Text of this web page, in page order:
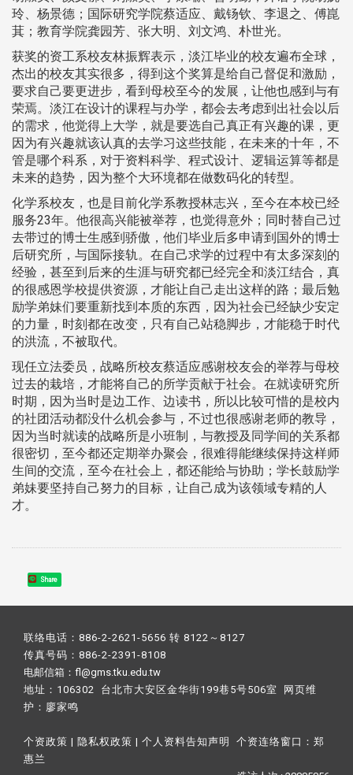
玲、杨景德；国际研究学院蔡适应、戴钖钦、李退之、傅崑
萁；教育学院龚园芳、张大明、刘文鸿、朴世光。
获奖的资工系校友林振辉表示，淡江毕业的校友遍布全球，
杰出的校友其实很多，得到这个奖算是给自己督促和激励，
要求自己要更进步，看到母校至今的发展，让他也感到与有
荣焉。淡江在设计的课程与办学，都会去考虑到出社会以后
的需求，他觉得上大学，就是要选自己真正有兴趣的课，更
因为有兴趣就该认真的去学习这些技能，在未来的十年，不
管是哪个科系，对于资料科学、程式设计、逻辑运算等都是
未来的趋势，因为整个大环境都在做数码化的转型。
化学系校友，也是目前化学系教授林志兴，至今在本校已经
服务23年。他很高兴能被举荐，也觉得意外；同时替自己过
去带过的博士生感到骄傲，他们毕业后多申请到国外的博士
后研究所，与国际接轨。在自己求学的过程中有太多深刻的
经验，甚至到后来的生涯与研究都已经完全和淡江结合，真
的很感恩学校提供资源，才能让自己走出这样的路；最后勉
励学弟妹们要重新找到本质的东西，因为社会已经缺少安定
的力量，时刻都在改变，只有自己站稳脚步，才能稳于时代
的洪流，不被取代。
现任立法委员，战略所校友蔡适应感谢校友会的举荐与母校
过去的栽培，才能将自己的所学贡献于社会。在就读研究所
时期，因为当时是边工作、边读书，所以比较可惜的是校内
的社团活动都没什么机会参与，不过也很感谢老师的教导，
因为当时就读的战略所是小班制，与教授及同学间的关系都
很密切，至今都还定期举办聚会，很难得能继续保持这样师
生间的交流，至今在社会上，都还能给与协助；学长鼓励学
弟妹要坚持自己努力的目标，让自己成为该领域专精的人
才。
Share
联络电话：886-2-2621-5656 转 8122～8127
传真号码：886-2-2391-8108
电邮信箱：fl@gms.tku.edu.tw
地址：106302 台北市大安区金华街199巷5号506室 网页维
护： 廖家鸣​
个资政策 | 隐私权政策 | 个人资料告知声明 个资连络窗口： 郑
惠兰